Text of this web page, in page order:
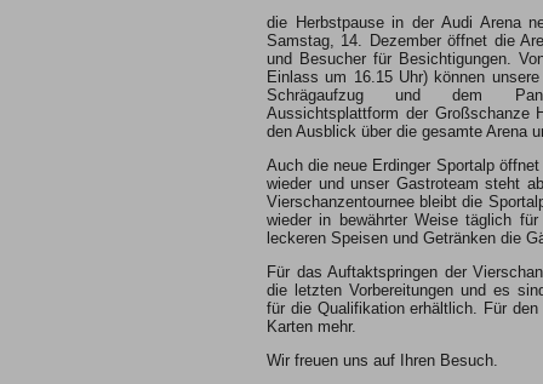
die Herbstpause in der Audi Arena
Samstag, 14. Dezember öffnet die
und Besucher für Besichtigungen.
Einlass um 16.15 Uhr) können
Schrägaufzug und dem
Aussichtsplattform der Großschanze
den Ausblick über die gesamte Arena
Auch die neue Erdinger Sportalp
wieder und unser Gastroteam steht
Vierschanzentournee bleibt die
wieder in bewährter Weise täglich
leckeren Speisen und Getränken die
Für das Auftaktspringen der
die letzten Vorbereitungen und es
für die Qualifikation erhältlich. Für
Karten mehr.
Wir freuen uns auf Ihren Besuch.